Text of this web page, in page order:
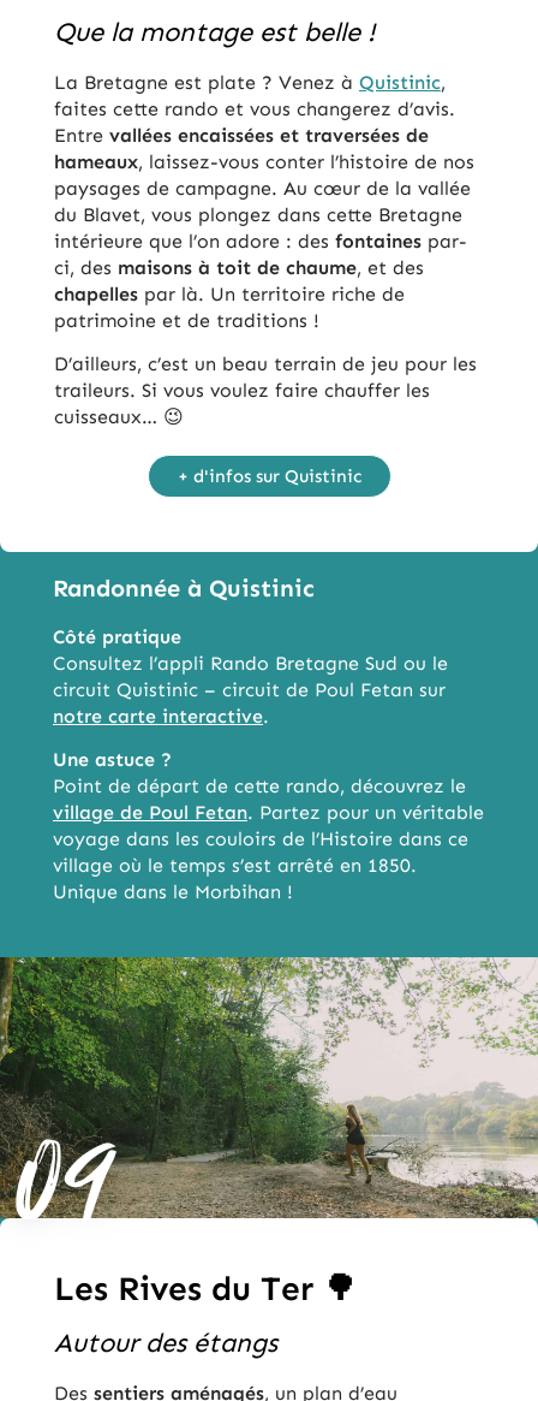
Randonnée à Quistinic
Côté pratique
Consultez l’appli Rando Bretagne Sud ou le
circuit Quistinic – circuit de Poul Fetan sur
notre carte interactive.
Une astuce ?
Point de départ de cette rando, découvrez le
village de Poul Fetan. Partez pour un véritable
voyage dans les couloirs de l’Histoire dans ce
village où le temps s’est arrêté en 1850.
Unique dans le Morbihan !
Que la montage est belle !
La Bretagne est plate ? Venez à Quistinic,
faites cette rando et vous changerez d’avis.
Entre vallées encaissées et traversées de
hameaux, laissez-vous conter l’histoire de nos
paysages de campagne. Au cœur de la vallée
du Blavet, vous plongez dans cette Bretagne
intérieure que l’on adore : des fontaines par-
ci, des maisons à toit de chaume, et des
chapelles par là. Un territoire riche de
patrimoine et de traditions !
D’ailleurs, c’est un beau terrain de jeu pour les
traileurs. Si vous voulez faire chauffer les
cuisseaux… 😉
+ d'infos sur Quistinic
09
Les Rives du Ter 🌳
Autour des étangs
Des sentiers aménagés, un plan d’eau